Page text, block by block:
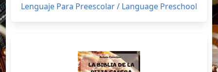
Lenguaje Para Preescolar / Language Preschool